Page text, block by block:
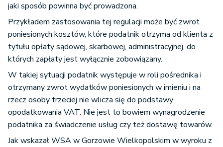
jaki sposób powinna być prowadzona.
Przykładem zastosowania tej regulacji może być zwrot
poniesionych kosztów, które podatnik otrzyma od klienta z
tytułu opłaty sądowej, skarbowej, administracyjnej, do
których zapłaty jest wyłącznie zobowiązany.
W takiej sytuacji podatnik występuje w roli pośrednika i
otrzymany zwrot wydatków poniesionych w imieniu i na
rzecz osoby trzeciej nie wlicza się do podstawy
opodatkowania VAT. Nie jest to bowiem wynagrodzenie
podatnika za świadczenie usług czy też dostawę towarów.
Jak wskazał WSA w Gorzowie Wielkopolskim w wyroku z